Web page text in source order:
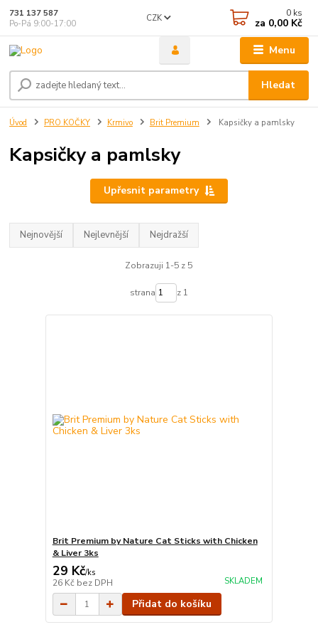
Menu
CZK
Hledat
731 137 587
Po-Pá 9:00-17:00
0 ks
za 0,00 Kč
Úvod PRO KOČKY Krmivo Brit Premium Kapsičky a pamlsky
Kapsičky a pamlsky
Upřesnit parametry
Nejnovější Nejlevnější Nejdražší
Zobrazuji 1-5 z 5
strana z 1
Brit Premium by Nature Cat Sticks with Chicken
& Liver 3ks
29 Kč/ks
26 Kč bez DPH SKLADEM
Přidat do košíku